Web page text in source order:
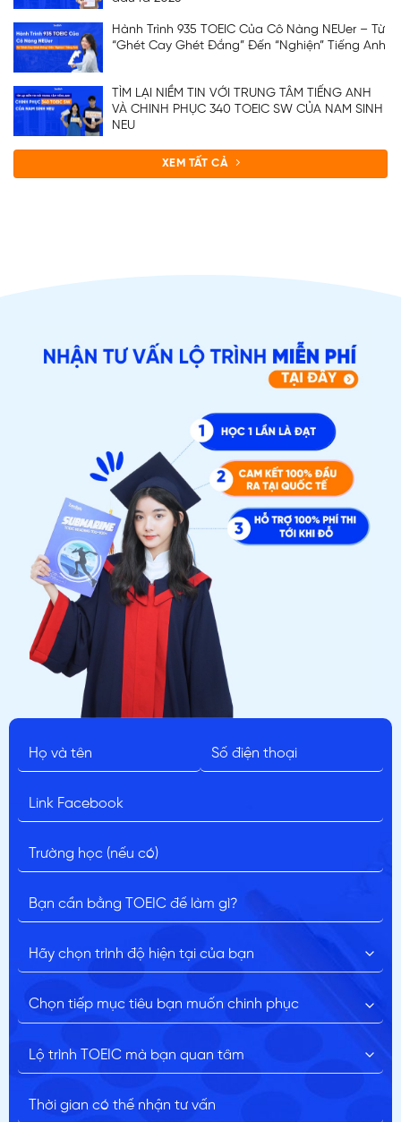
Hành Trình 935 TOEIC Của Cô Nàng NEUer – Từ
“Ghét Cay Ghét Đắng” Đến “Nghiện” Tiếng Anh
TÌM LẠI NIỀM TIN VỚI TRUNG TÂM TIẾNG ANH
VÀ CHINH PHỤC 340 TOEIC SW CỦA NAM SINH
NEU
XEM TẤT CẢ